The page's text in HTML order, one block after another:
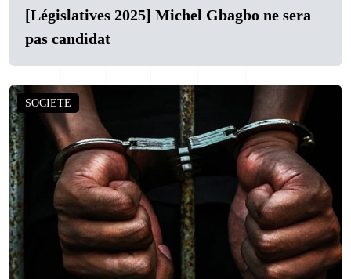
[Législatives 2025] Michel Gbagbo ne sera
pas candidat
SOCIETE